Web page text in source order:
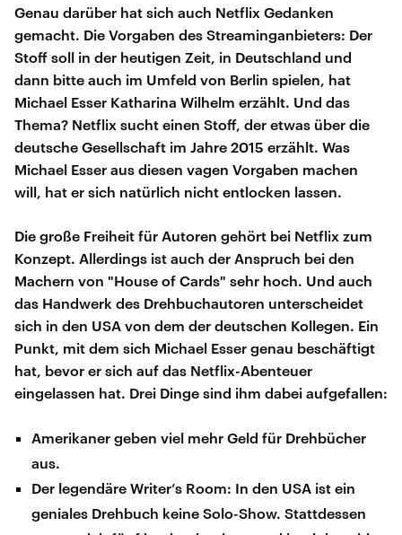
Genau darüber hat sich auch Netflix Gedanken
gemacht. Die Vorgaben des Streaminganbieters: Der
Stoff soll in der heutigen Zeit, in Deutschland und
dann bitte auch im Umfeld von Berlin spielen, hat
Michael Esser Katharina Wilhelm erzählt. Und das
Thema? Netflix sucht einen Stoff, der etwas über die
deutsche Gesellschaft im Jahre 2015 erzählt. Was
Michael Esser aus diesen vagen Vorgaben machen
will, hat er sich natürlich nicht entlocken lassen.
Die große Freiheit für Autoren gehört bei Netflix zum
Konzept. Allerdings ist auch der Anspruch bei den
Machern von "House of Cards" sehr hoch. Und auch
das Handwerk des Drehbuchautoren unterscheidet
sich in den USA von dem der deutschen Kollegen. Ein
Punkt, mit dem sich Michael Esser genau beschäftigt
hat, bevor er sich auf das Netflix-Abenteuer
eingelassen hat. Drei Dinge sind ihm dabei aufgefallen:
Amerikaner geben viel mehr Geld für Drehbücher
aus.
Der legendäre Writer’s Room: In den USA ist ein
geniales Drehbuch keine Solo-Show. Stattdessen